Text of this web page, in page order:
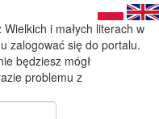
i małych literach w
zalogować się do portalu.
będziesz mógł
problemu z